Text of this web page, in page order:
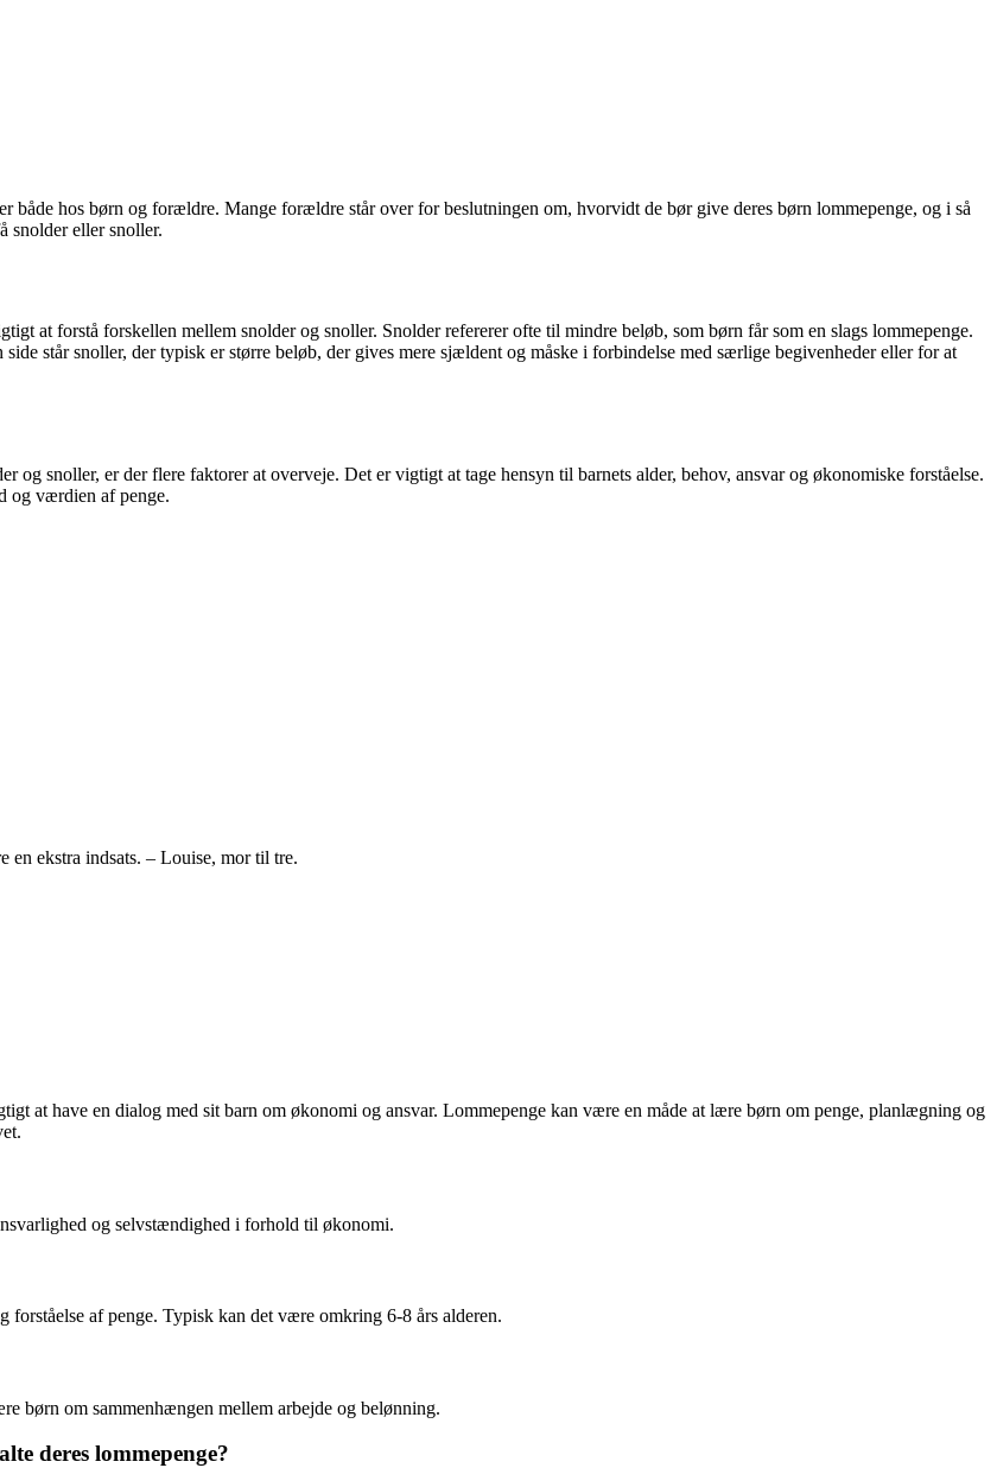
både hos børn og forældre. Mange forældre står over for beslutningen om, hvorvidt de bør give deres børn lommepenge, og i så
snolder eller snoller.
at forstå forskellen mellem snolder og snoller. Snolder refererer ofte til mindre beløb, som børn får som en slags lommepenge.
står snoller, der typisk er større beløb, der gives mere sjældent og måske i forbindelse med særlige begivenheder eller for at
snoller, er der flere faktorer at overveje. Det er vigtigt at tage hensyn til barnets alder, behov, ansvar og økonomiske forståelse.
og værdien af penge.
en ekstra indsats. – Louise, mor til tre.
at have en dialog med sit barn om økonomi og ansvar. Lommepenge kan være en måde at lære børn om penge, planlægning og
og selvstændighed i forhold til økonomi.
forståelse af penge. Typisk kan det være omkring 6-8 års alderen.
børn om sammenhængen mellem arbejde og belønning.
deres lommepenge?